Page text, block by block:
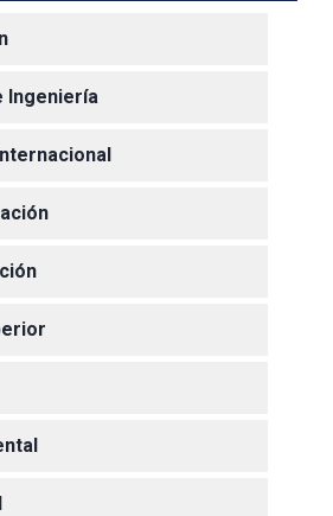
Ingeniería